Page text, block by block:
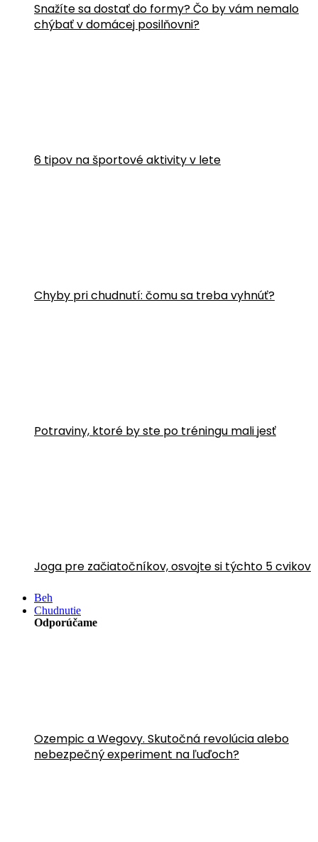
Snažíte sa dostať do formy? Čo by vám nemalo
chýbať v domácej posilňovni?
6 tipov na športové aktivity v lete
Chyby pri chudnutí: čomu sa treba vyhnúť?
Potraviny, ktoré by ste po tréningu mali jesť
Joga pre začiatočníkov, osvojte si týchto 5 cvikov
Beh
Chudnutie
Odporúčame
Ozempic a Wegovy. Skutočná revolúcia alebo
nebezpečný experiment na ľuďoch?